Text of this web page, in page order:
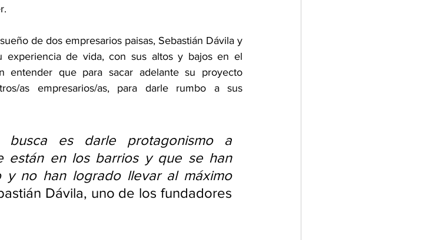
de dos empresarios paisas, Sebastián Dávila y
experiencia de vida, con sus altos y bajos en el
entender que para sacar adelante su proyecto
as empresarios/as, para darle rumbo a sus
busca es darle protagonismo a
están en los barrios y que se han
no han logrado llevar al máximo
Dávila, uno de los fundadores